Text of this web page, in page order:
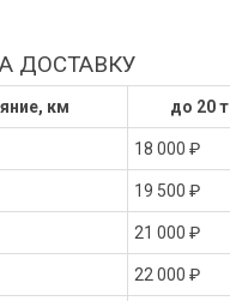
ДОСТАВКУ
км до 20 т
18 000 ₽
19 500 ₽
21 000 ₽
22 000 ₽